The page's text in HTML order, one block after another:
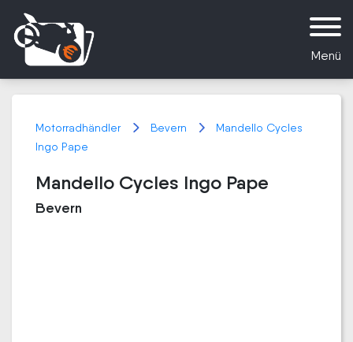
Menü
Motorradhändler Bevern
Mandello Cycles
Ingo Pape
Mandello Cycles Ingo Pape
Bevern